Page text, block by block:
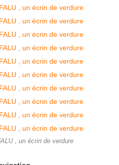
, un écrin de verdure